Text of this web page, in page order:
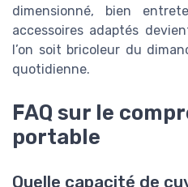
dimensionné, bien
accessoires adaptés
l’on soit bricoleur du
quotidienne.
FAQ sur le
portable
Quelle capacité de